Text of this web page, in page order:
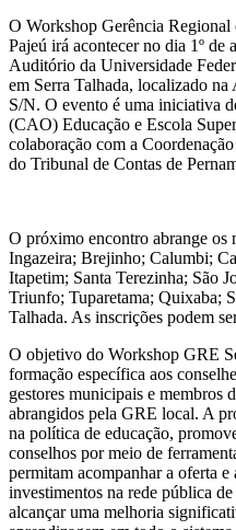
O Workshop Gerência
Pajeú irá acontecer no dia 1º de
Auditório da Universidade
em Serra Talhada, localizado
S/N. O evento é uma iniciativa
(CAO) Educação e Escola
colaboração com a
do Tribunal de Contas de
O próximo encontro abrange os
Ingazeira; Brejinho; Calumbi;
Itapetim; Santa Terezinha; São
Triunfo; Tuparetama; Quixaba;
Talhada. As inscrições podem
O objetivo do Workshop GRE
formação específica aos
gestores municipais e membros
abrangidos pela GRE local. A
na política de educação,
conselhos por meio de
permitam acompanhar a oferta
investimentos na rede pública
alcançar uma melhoria